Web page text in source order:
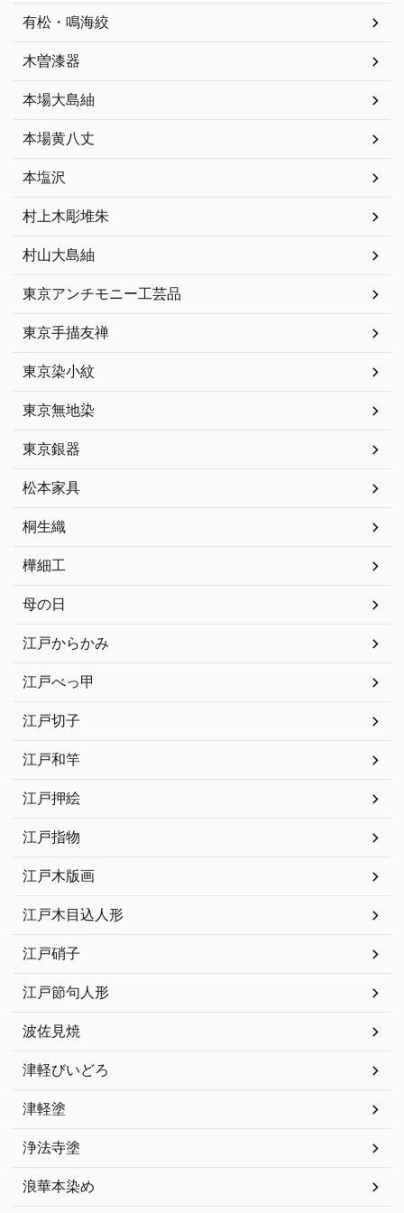
有松・鳴海絞
木曽漆器
本場大島紬
本場黄八丈
本塩沢
村上木彫堆朱
村山大島紬
東京アンチモニー工芸品
東京手描友禅
東京染小紋
東京無地染
東京銀器
松本家具
桐生織
樺細工
母の日
江戸からかみ
江戸べっ甲
江戸切子
江戸和竿
江戸押絵
江戸指物
江戸木版画
江戸木目込人形
江戸硝子
江戸節句人形
波佐見焼
津軽びいどろ
津軽塗
浄法寺塗
浪華本染め